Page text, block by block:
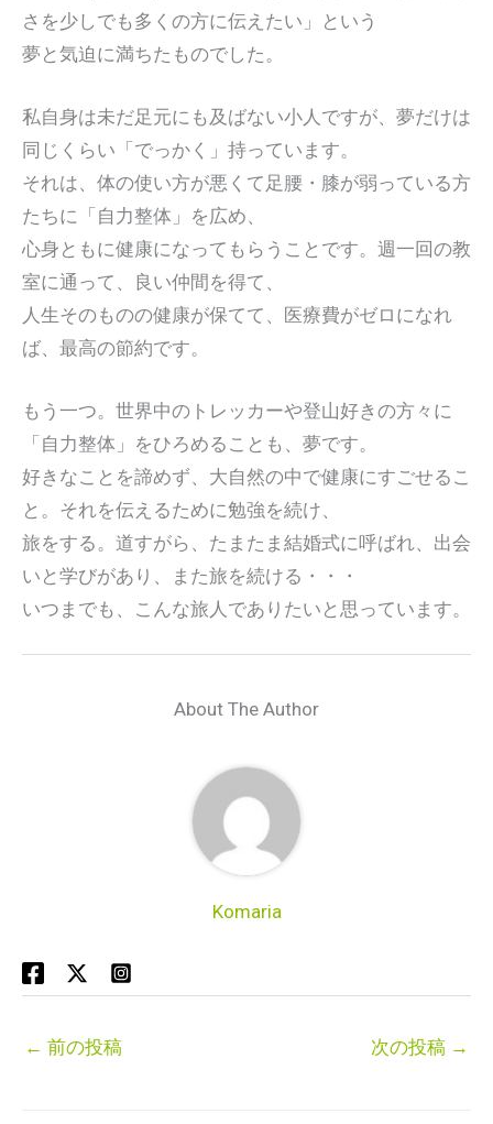
さを少しでも多くの方に伝えたい」という
夢と気迫に満ちたものでした。
私自身は未だ足元にも及ばない小人ですが、夢だけは
同じくらい「でっかく」持っています。
それは、体の使い方が悪くて足腰・膝が弱っている方
たちに「自力整体」を広め、
心身ともに健康になってもらうことです。週一回の教
室に通って、良い仲間を得て、
人生そのものの健康が保てて、医療費がゼロになれ
ば、最高の節約です。
もう一つ。世界中のトレッカーや登山好きの方々に
「自力整体」をひろめることも、夢です。
好きなことを諦めず、大自然の中で健康にすごせるこ
と。それを伝えるために勉強を続け、
旅をする。道すがら、たまたま結婚式に呼ばれ、出会
いと学びがあり、また旅を続ける・・・
いつまでも、こんな旅人でありたいと思っています。
About The Author
Komaria
← 前の投稿 次の投稿 →